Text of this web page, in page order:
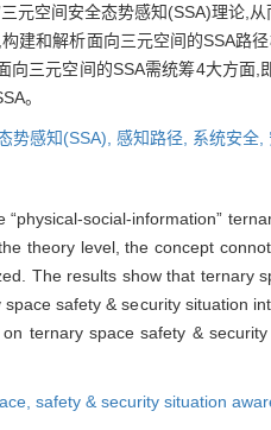
元空间安全态势感知(SSA)理论,
建和解析面向三元空间的SSA路
向三元空间的SSA需统筹4大方面,
。
势感知(SSA), 感知路径, 系统安全,
“physical-social-information”
theory level, the concept
The results show that ternary
safety & security situation
ternary space safety &
safety & security situation